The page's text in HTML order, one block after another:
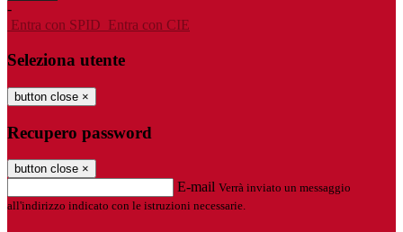
-
Entra con SPID Entra con CIE
Seleziona utente
button close ×
Recupero password
button close ×
E-mail Verrà inviato un messaggio
all'indirizzo indicato con le istruzioni necessarie.